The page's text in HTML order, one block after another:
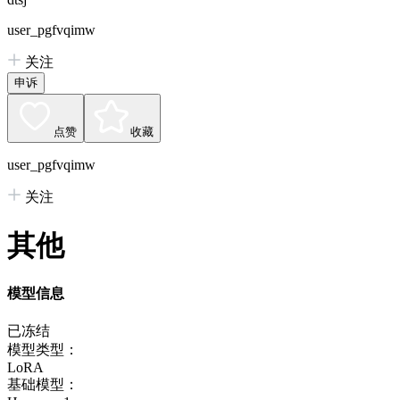
user_pgfvqimw
关注
申诉
点赞 收藏
user_pgfvqimw
关注
其他
模型信息
已冻结
模型类型：
LoRA
基础模型：